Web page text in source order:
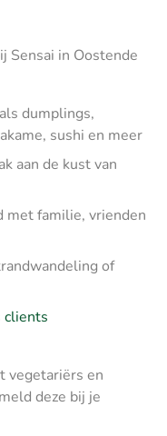
Sensai in Oostende
dumplings,
sushi en meer
aan de kust van
met familie, vrienden
of
clients
vegetariërs en
deze bij je